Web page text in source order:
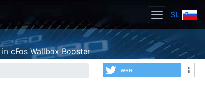
SL
in cFos Wallbox Booster
tweet